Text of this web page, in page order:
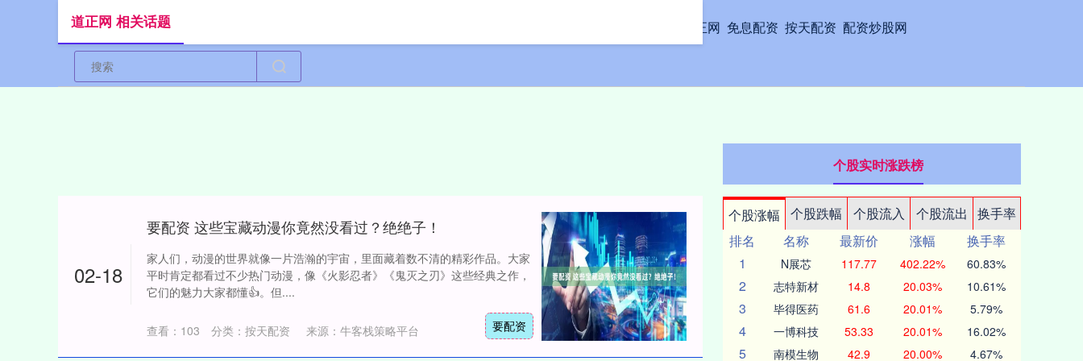
道正网 免息配资 按天配资 配资炒股网
道正网 相关话题
02-18
要配资 这些宝藏动漫你竟然没看过？绝绝子！
家人们，动漫的世界就像一片浩瀚的宇宙，里面藏着数不清的精彩作品。大家
平时肯定都看过不少热门动漫，像《火影忍者》《鬼灭之刃》这些经典之作，
它们的魅力大家都懂👍。但....
要配资
来源：牛客栈策略平台
查看： 103 分类： 按天配资
个股实时涨跌榜
个股涨幅 个股跌幅 个股流入 个股流出
换手率
排名
名称 最新价 涨幅
换手率
1
N展芯 117.77 402.22% 60.83%
2 志特新材 14.8 20.03% 10.61%
3 毕得医药 61.6 20.01% 5.79%
4 一博科技 53.33 20.01% 16.02%
5 南模生物 42.9 20.00% 4.67%